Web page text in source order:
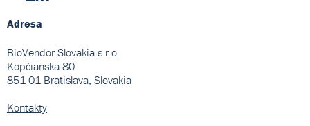
Adresa
BioVendor Slovakia s.r.o.
Kopčianska 80
851 01 Bratislava, Slovakia
Kontakty